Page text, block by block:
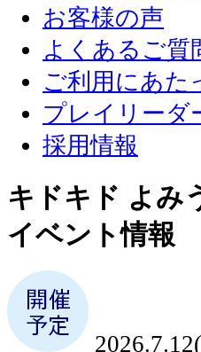
お客様の声
よくあるご質
ご利用にあた
プレイリーダ
採用情報
キドキド よみ
イベント情報